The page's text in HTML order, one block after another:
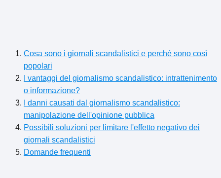
Cosa sono i giornali scandalistici e perché sono così
popolari
I vantaggi del giornalismo scandalistico: intrattenimento
o informazione?
I danni causati dal giornalismo scandalistico:
manipolazione dell'opinione pubblica
Possibili soluzioni per limitare l'effetto negativo dei
giornali scandalistici
Domande frequenti